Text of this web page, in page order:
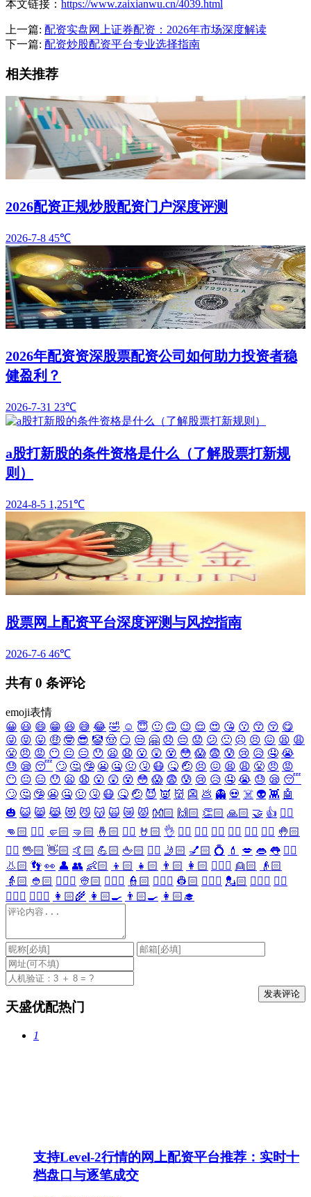
本文链接： https://www.zaixianwu.cn/4039.html
上一篇: 配资实盘网上证券配资：2026年市场深度解读
下一篇: 配资炒股配资平台专业选择指南
相关推荐
2026配资正规炒股配资门户深度评测
2026-7-8 45℃
2026年配资资深股票配资公司如何助力投资者稳
健盈利？
2026-7-31 23℃
a股打新股的条件资格是什么（了解股票打新规
则）
2024-8-5 1,251℃
股票网上配资平台深度评测与风控指南
2026-7-6 46℃
共有 0 条评论
emoji表情
😀 😃 😄 😁 😆 😅 😂 🤣 ☺️ 😇 🙂 🙃 😉 😌 😍 😘 😗 😙 😚 😋
😜 😝 😛 🤑 🤓 😎 🤡 🤠 😏 😒 🤗 😞 😔 😟 😕 🙁 ☹️ 😣 😖 😫 😩
😤 😠 😡 😶 😐 😑 😯 😦 😧 😮 😲 😵 😳 😱 😨 😰 😢 😥 🤤 😭
😓 😪 😴 🙄 🤔 🤥 😬 🤐 🤢 🤧 😷 🤒 🤕 😣 😖 😫 😩 😤 😠 😡
😶 😐 😑 😯 😦 😧 😮 😲 😵 😳 😱 😨 😰 😢 😥 🤤 😭 😓 😪 😴
🙄 🤔 🤥 😬 🤐 🤢 🤧 😷 🤒 🤕 😈 👿 👹 👺 💩 👻 💀 ☠️ 👽 👾 🤖
🎃 😺 😸 😹 😻 😼 😽 🙀 😿 😾 👐🏻 🙌🏻 👏🏻 🙏🏻 🤝 👍 👎🏻
👊🏻 ✊🏻 🤛🏻 🤜🏻 🤞🏻 ✌🏻 🤘🏻 👌 👈🏻 👉🏻 👆🏻 👇🏻 ☝🏻 ✋🏻 🤚🏻
🖐🏻 🖖🏻 👋🏻 🤙🏻 💪🏻 🖕🏻 ✍🏻 🤳🏻 💅🏻 💍 💄 💋 👄 👅 👂🏻
👃🏻 👣 👀 👤 👥 👶🏻 👦🏻 👧🏻 👨🏻 👩🏻 👱🏻‍♀️ 👱🏻
👴🏻
👵🏻 👲🏻 👳🏻‍♀️ 👳🏻 👮🏻‍♀️ 👮🏻 👷🏻‍♀️ 👷🏻 💂🏻‍♀️ 💂🏻 🕵🏻‍♀️ 🕵🏻
👩🏻‍⚕️ 👨🏻‍⚕️ 👩🏻‍🌾 👩🏻‍🍳 👨🏻‍🍳 👩🏻‍🎓
天盛优配热门
1
支持Level-2行情的网上配资平台推荐：实时十
档盘口与逐笔成交